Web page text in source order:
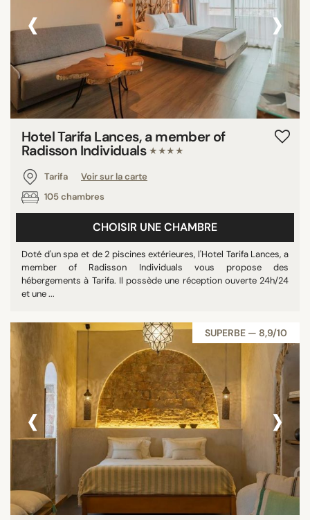
‹ ›
Hotel Tarifa Lances, a member of
Radisson Individuals ★★★★
Tarifa
Voir sur la carte
105 chambres
CHOISIR UNE CHAMBRE
Doté d'un spa et de 2 piscines extérieures, l'Hotel Tarifa Lances, a
member of Radisson Individuals vous propose des
hébergements à Tarifa. Il possède une réception ouverte 24h/24
et une ...
SUPERBE — 8,9/10
‹ ›